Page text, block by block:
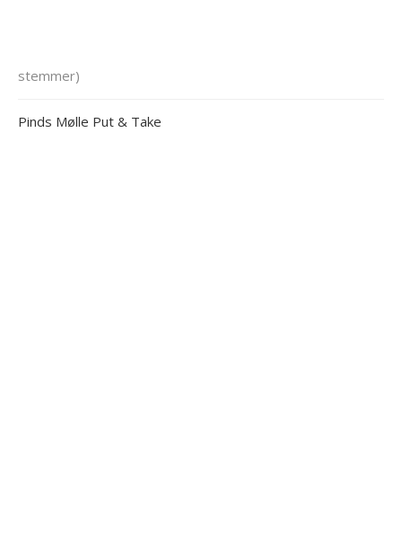
stemmer)
Pinds Mølle Put & Take